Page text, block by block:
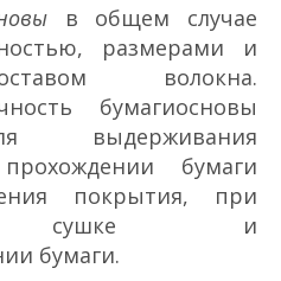
в общем случае
размерами и
волокна.
бумаги­основы
выдерживания
бумаги
покрытия, при
сушке и
бумаги.